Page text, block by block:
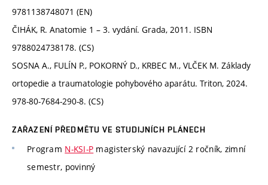
9781138748071 (EN)
ČIHÁK, R. Anatomie 1 – 3. vydání. Grada, 2011. ISBN
9788024738178. (CS)
SOSNA A., FULÍN P., POKORNÝ D., KRBEC M., VLČEK M. Základy
ortopedie a traumatologie pohybového aparátu. Triton, 2024.
978-80-7684-290-8. (CS)
ZAŘAZENÍ PŘEDMĚTU VE STUDIJNÍCH PLÁNECH
Program N-KSI-P magisterský navazující 2 ročník, zimní
semestr, povinný